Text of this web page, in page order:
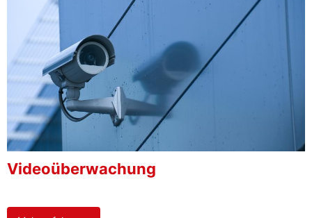
Videoüberwachung